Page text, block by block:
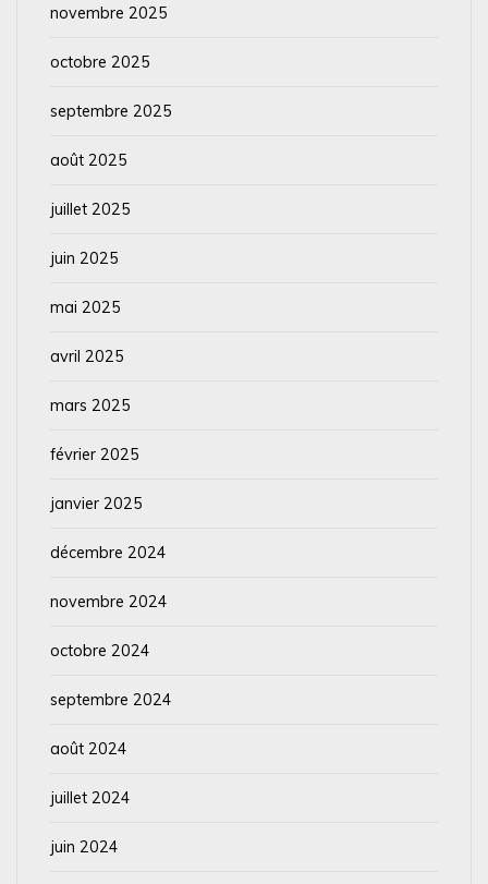
novembre 2025
octobre 2025
septembre 2025
août 2025
juillet 2025
juin 2025
mai 2025
avril 2025
mars 2025
février 2025
janvier 2025
décembre 2024
novembre 2024
octobre 2024
septembre 2024
août 2024
juillet 2024
juin 2024